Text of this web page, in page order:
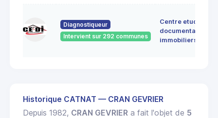
Diagnostiqueur
Intervient sur 292 communes
Centre etudes
documentation
immobiliers
Historique CATNAT — CRAN GEVRIER
Depuis 1982, CRAN GEVRIER a fait l'objet de 5